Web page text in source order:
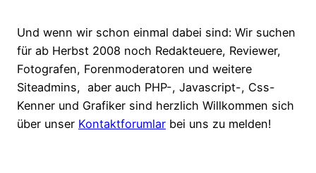
Und wenn wir schon einmal dabei sind: Wir suchen
für ab Herbst 2008 noch Redakteuere, Reviewer,
Fotografen, Forenmoderatoren und weitere
Siteadmins, aber auch PHP-, Javascript-, Css-
Kenner und Grafiker sind herzlich Willkommen sich
über unser Kontaktforumlar bei uns zu melden!